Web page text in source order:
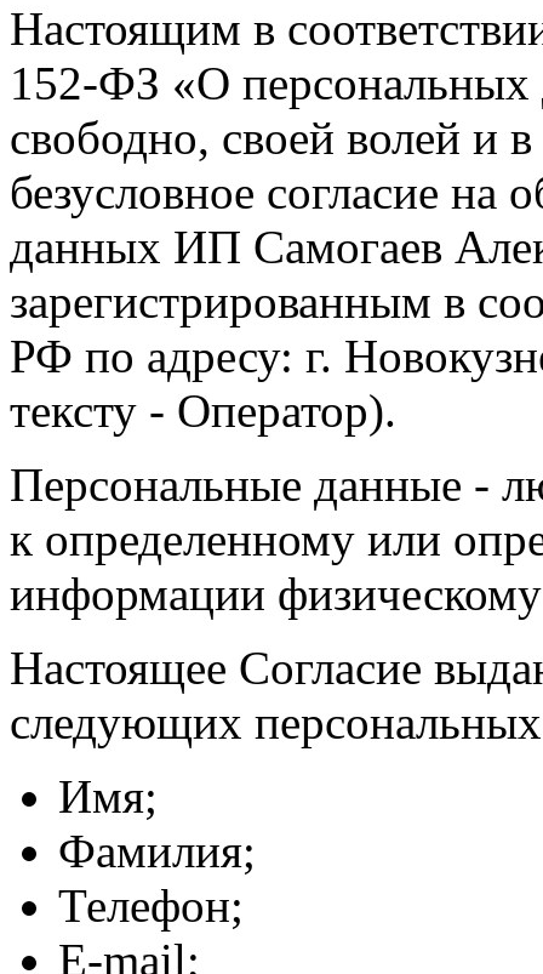
Настоящим в
152-ФЗ «О персональных
свободно, своей волей и
безусловное согласие на
данных ИП Самогаев
зарегистрированным в
РФ по адресу: г.
тексту - Оператор).
Персональные данные -
к определенному или
информации
Настоящее Согласие
следующих
Имя;
Фамилия;
Телефон;
E-mail;